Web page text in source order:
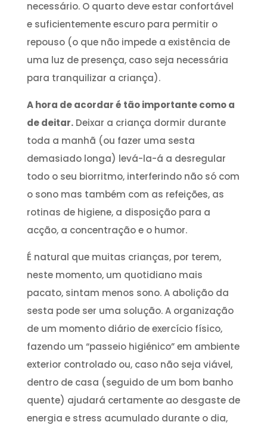
necessário. O quarto deve estar confortável
e suficientemente escuro para permitir o
repouso (o que não impede a existência de
uma luz de presença, caso seja necessária
para tranquilizar a criança).
A hora de acordar é tão importante como a
de deitar.Deixar a criança dormir durante
toda a manhã (ou fazer uma sesta
demasiado longa) levá-la-á a desregular
todo o seu biorritmo, interferindo não só com
o sono mas também com as refeições, as
rotinas de higiene, a disposição para a
acção, a concentração e o humor.
É natural que muitas crianças, por terem,
neste momento, um quotidiano mais
pacato, sintam menos sono. A abolição da
sesta pode ser uma solução. A organização
de um momento diário de exercício físico,
fazendo um “passeio higiénico” em ambiente
exterior controlado ou, caso não seja viável,
dentro de casa (seguido de um bom banho
quente) ajudará certamente ao desgaste de
energia e stress acumulado durante o dia,